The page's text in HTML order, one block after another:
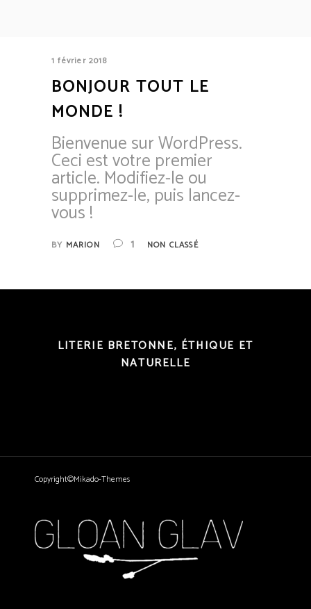
1 février 2018
BONJOUR TOUT LE
MONDE !
Bienvenue sur WordPress.
Ceci est votre premier
article. Modifiez-le ou
supprimez-le, puis lancez-
vous !
BY MARION 1 NON CLASSÉ
LITERIE BRETONNE, ÉTHIQUE ET
NATURELLE
Copyright©Mikado-Themes